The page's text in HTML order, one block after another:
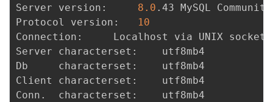
8.0 .43 MySQL
10
Connection:		Localhost via UNIX socket
Server characterset:	utf8mb4
Db     characterset:	utf8mb4
Client characterset:	utf8mb4
Conn.  characterset:	utf8mb4